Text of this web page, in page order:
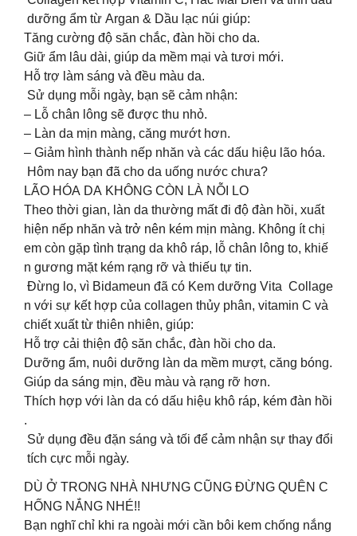
dưỡng ẩm từ Argan & Dầu lạc núi giúp:
Tăng cường độ săn chắc, đàn hồi cho da.
Giữ ẩm lâu dài, giúp da mềm mại và tươi mới.
Hỗ trợ làm sáng và đều màu da.
Sử dụng mỗi ngày, bạn sẽ cảm nhận:
– Lỗ chân lông sẽ được thu nhỏ.
– Làn da mịn màng, căng mướt hơn.
– Giảm hình thành nếp nhăn và các dấu hiệu lão hóa.
Hôm nay bạn đã cho da uống nước chưa?
LÃO HÓA DA KHÔNG CÒN LÀ NỖI LO
Theo thời gian, làn da thường mất đi độ đàn hồi, xuất
hiện nếp nhăn và trở nên kém mịn màng. Không ít chị
em còn gặp tình trạng da khô ráp, lỗ chân lông to, khiế
n gương mặt kém rạng rỡ và thiếu tự tin.
Đừng lo, vì Bidameun đã có Kem dưỡng Vita Collage
n với sự kết hợp của collagen thủy phân, vitamin C và
chiết xuất từ thiên nhiên, giúp:
Hỗ trợ cải thiện độ săn chắc, đàn hồi cho da.
Dưỡng ẩm, nuôi dưỡng làn da mềm mượt, căng bóng.
Giúp da sáng mịn, đều màu và rạng rỡ hơn.
Thích hợp với làn da có dấu hiệu khô ráp, kém đàn hồi
.
Sử dụng đều đặn sáng và tối để cảm nhận sự thay đổi
tích cực mỗi ngày.
DÙ Ở TRONG NHÀ NHƯNG CŨNG ĐỪNG QUÊN C
HỐNG NẮNG NHÉ!!
Bạn nghĩ chỉ khi ra ngoài mới cần bôi kem chống nắng